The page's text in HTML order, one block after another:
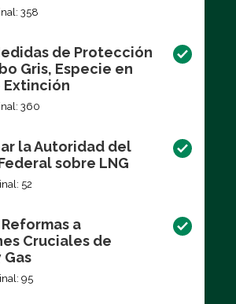
358
de Protección
Gris, Especie en
Extinción
360
la Autoridad del
sobre LNG
52
a
Cruciales de
95